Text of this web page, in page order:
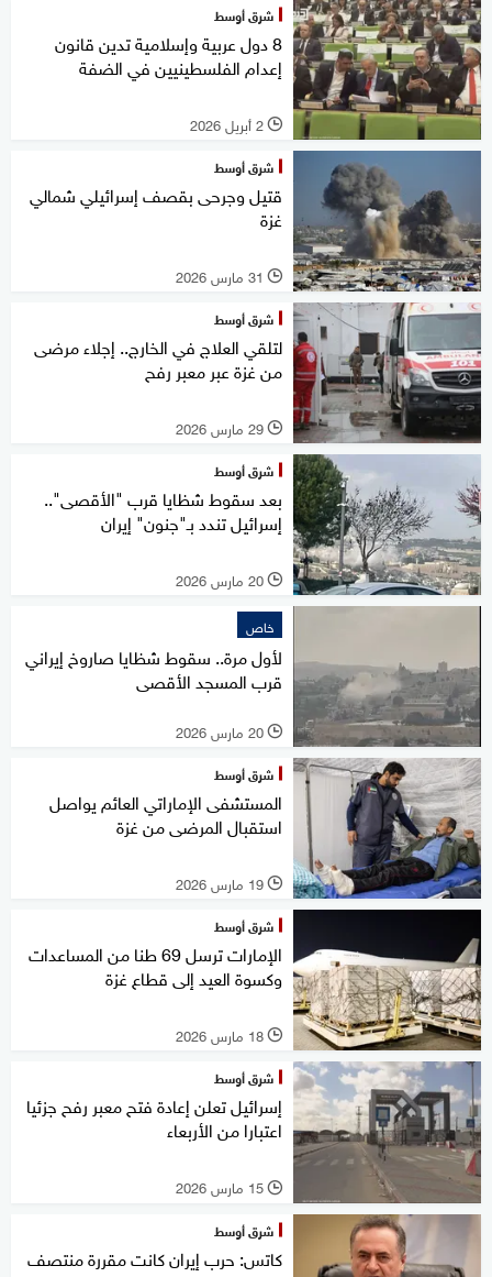
شرق أوسط
8 دول عربية وإسلامية تدين قانون
إعدام الفلسطينيين في الضفة
l 2 أبريل 2026
شرق أوسط
قتيل وجرحى بقصف إسرائيلي شمالي
غزة
l 31 مارس 2026
شرق أوسط
لتلقي العلاج في الخارج.. إجلاء مرضى
من غزة عبر معبر رفح
l 29 مارس 2026
شرق أوسط
بعد سقوط شظايا قرب "الأقصى"..
إسرائيل تندد بـ"جنون" إيران
l 20 مارس 2026
خاص
لأول مرة.. سقوط شظايا صاروخ إيراني
قرب المسجد الأقصى
l 20 مارس 2026
شرق أوسط
المستشفى الإماراتي العائم يواصل
استقبال المرضى من غزة
l 19 مارس 2026
شرق أوسط
الإمارات ترسل 69 طنا من المساعدات
وكسوة العيد إلى قطاع غزة
l 18 مارس 2026
شرق أوسط
إسرائيل تعلن إعادة فتح معبر رفح جزئيا
اعتبارا من الأربعاء
l 15 مارس 2026
شرق أوسط
كاتس: حرب إيران كانت مقررة منتصف